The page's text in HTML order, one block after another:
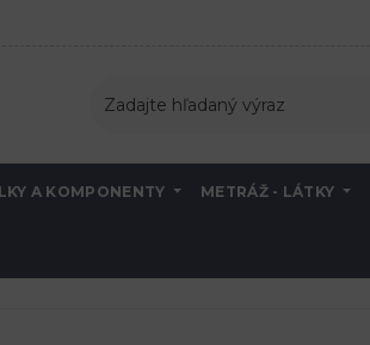
A KOMPONENTY METRÁŽ - LÁTKY